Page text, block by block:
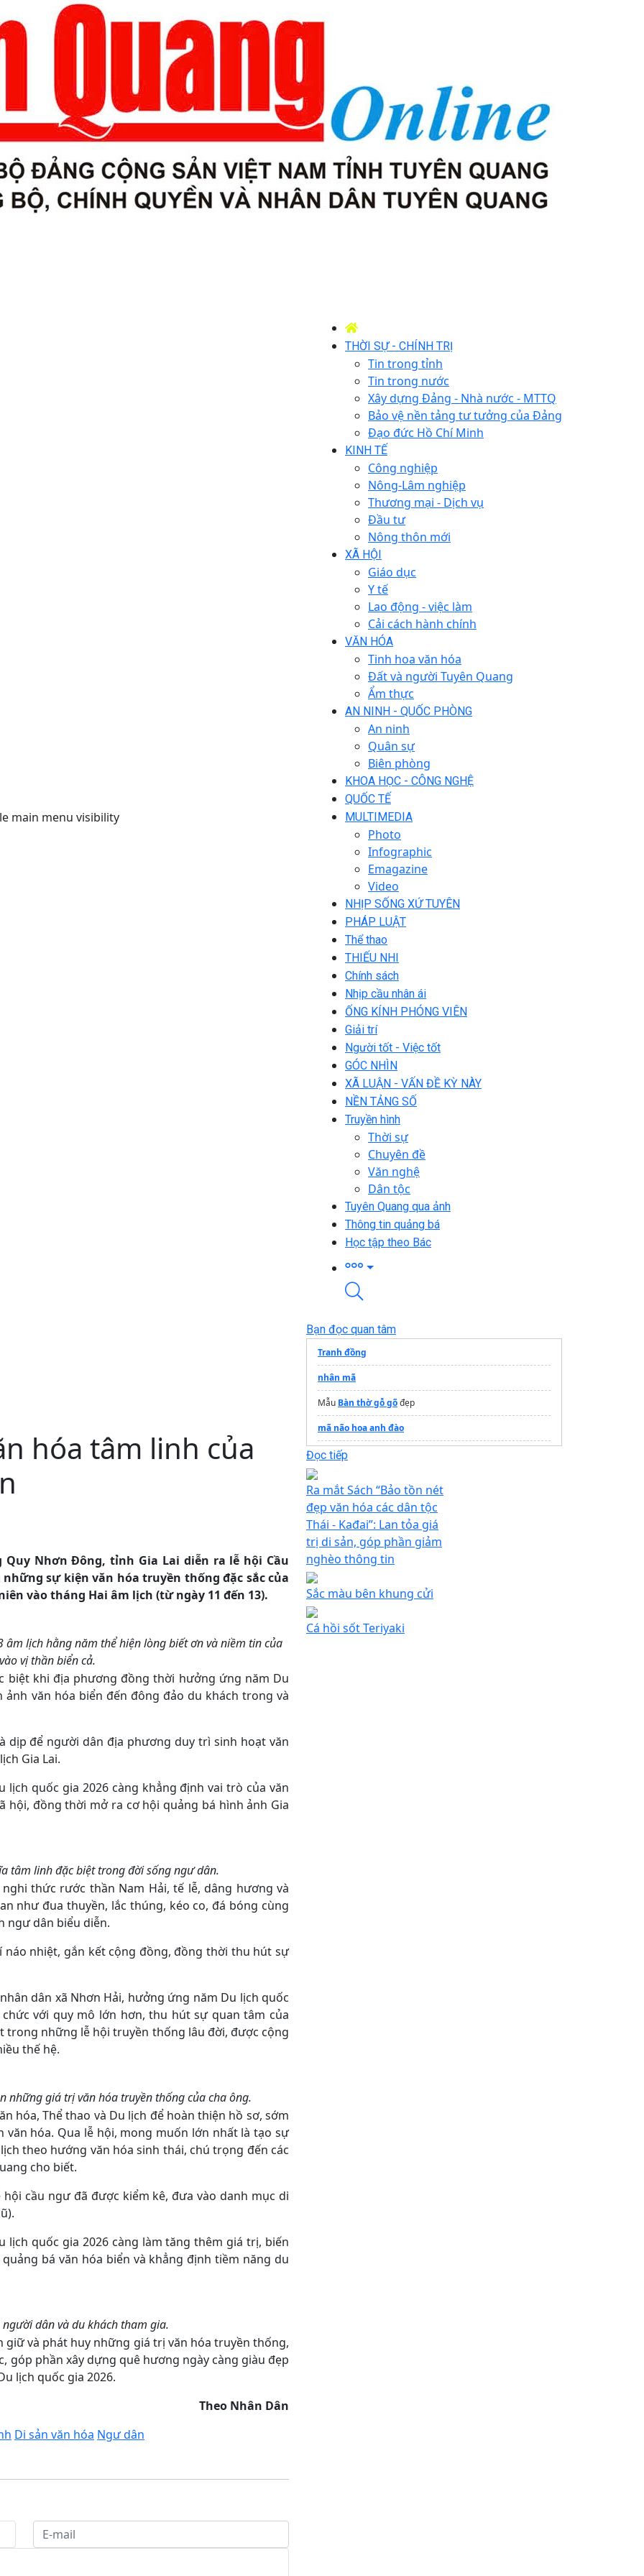
main menu visibility
THỜI SỰ - CHÍNH TRỊ
Tin trong tỉnh
Tin trong nước
Xây dựng Đảng - Nhà nước - MTTQ
Bảo vệ nền tảng tư tưởng của Đảng
Đạo đức Hồ Chí Minh
KINH TẾ
Công nghiệp
Nông-Lâm nghiệp
Thương mại - Dịch vụ
Đầu tư
Nông thôn mới
XÃ HỘI
Giáo dục
Y tế
Lao động - việc làm
Cải cách hành chính
VĂN HÓA
Tinh hoa văn hóa
Đất và người Tuyên Quang
Ẩm thực
AN NINH - QUỐC PHÒNG
An ninh
Quân sự
Biên phòng
KHOA HỌC - CÔNG NGHỆ
QUỐC TẾ
MULTIMEDIA
Photo
Infographic
Emagazine
Video
NHỊP SỐNG XỨ TUYÊN
PHÁP LUẬT
Thể thao
THIẾU NHI
Chính sách
Nhịp cầu nhân ái
ỐNG KÍNH PHÓNG VIÊN
Giải trí
Người tốt - Việc tốt
GÓC NHÌN
XÃ LUẬN - VẤN ĐỀ KỲ NÀY
NỀN TẢNG SỐ
Truyền hình
Thời sự
Chuyên đề
Văn nghệ
Dân tộc
Tuyên Quang qua ảnh
Thông tin quảng bá
Học tập theo Bác
hóa tâm linh của
Nhơn Đông, tỉnh Gia Lai diễn ra lễ hội Cầu
sự kiện văn hóa truyền thống đặc sắc của
vào tháng Hai âm lịch (từ ngày 11 đến 13).
lịch hằng năm thể hiện lòng biết ơn và niềm tin của
vị thần biển cả.
biệt khi địa phương đồng thời hưởng ứng năm Du
văn hóa biển đến đông đảo du khách trong và
dịp để người dân địa phương duy trì sinh hoạt văn
Gia Lai.
quốc gia 2026 càng khẳng định vai trò của văn
đồng thời mở ra cơ hội quảng bá hình ảnh Gia
tâm linh đặc biệt trong đời sống ngư dân.
thức rước thần Nam Hải, tế lễ, dâng hương và
như đua thuyền, lắc thúng, kéo co, đá bóng cùng
ngư dân biểu diễn.
nhiệt, gắn kết cộng đồng, đồng thời thu hút sự
dân xã Nhơn Hải, hưởng ứng năm Du lịch quốc
với quy mô lớn hơn, thu hút sự quan tâm của
trong những lễ hội truyền thống lâu đời, được cộng
thế hệ.
những giá trị văn hóa truyền thống của cha ông.
hóa, Thể thao và Du lịch để hoàn thiện hồ sơ, sớm
hóa. Qua lễ hội, mong muốn lớn nhất là tạo sự
theo hướng văn hóa sinh thái, chú trọng đến các
cho biết.
cầu ngư đã được kiểm kê, đưa vào danh mục di
quốc gia 2026 càng làm tăng thêm giá trị, biến
bá văn hóa biển và khẳng định tiềm năng du
dân và du khách tham gia.
và phát huy những giá trị văn hóa truyền thống,
góp phần xây dựng quê hương ngày càng giàu đẹp
lịch quốc gia 2026.
Theo Nhân Dân
Di sản văn hóa Ngư dân
Bạn đọc quan tâm
Tranh đồng
nhân mã
Mẫu Bàn thờ gỗ gõđẹp
mã não hoa anh đào
Xưởng Đúc
Thác nước phong thủy
thansohoc
Trang thông tin dự ánVinhomes Hóc Môn
Đọc tiếp
Ra mắt Sách “Bảo tồn nét
đẹp văn hóa các dân tộc
Thái - Kađai”: Lan tỏa giá
trị di sản, góp phần giảm
nghèo thông tin
Sắc màu bên khung cửi
Cá hồi sốt Teriyaki